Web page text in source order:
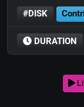
#DISK
DURATION